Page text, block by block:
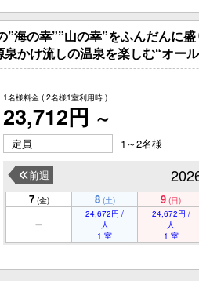
海の幸””山の幸”をふんだんに
しむ“オールインクル
1名様料金 ( 2名様1室利用時 )
23,712円 ～
定員 1～2名様
前週
7 (金) 8 (土) 9 (日)
24,672円 /
人
1 室
24,672円 /
人
1 室